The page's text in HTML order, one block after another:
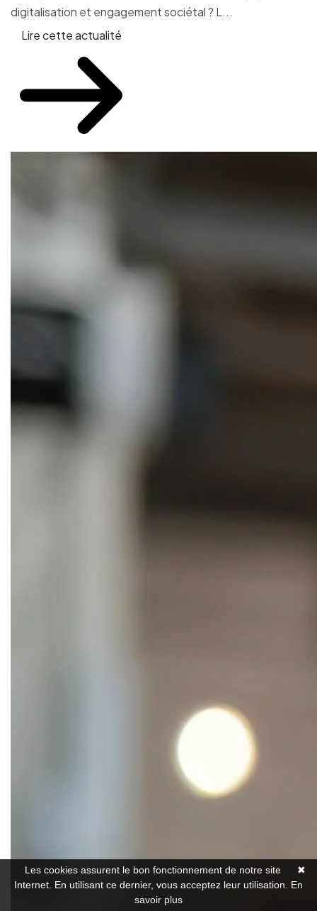
digitalisation et engagement sociétal ? L...
Lire cette actualité
✖
Les cookies assurent le bon fonctionnement de notre site
Internet. En utilisant ce dernier, vous acceptez leur utilisation. En
savoir plus